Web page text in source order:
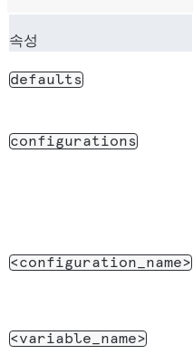
속성
defaults
configurations
<configuration_name>
<variable_name>